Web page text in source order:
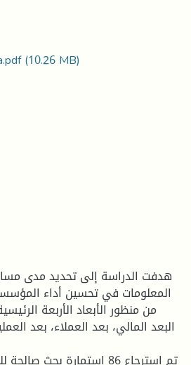
(10.26 MB)
هدفت الدراسة إلى تحديد مدى
المعلومات في تحسين أداء
من منظور الأبعاد الأربعة
البعد المالي، بعد العملاء، بعد